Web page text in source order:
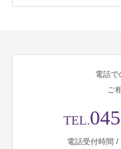
電話で
ご
TEL.
電話受付時間